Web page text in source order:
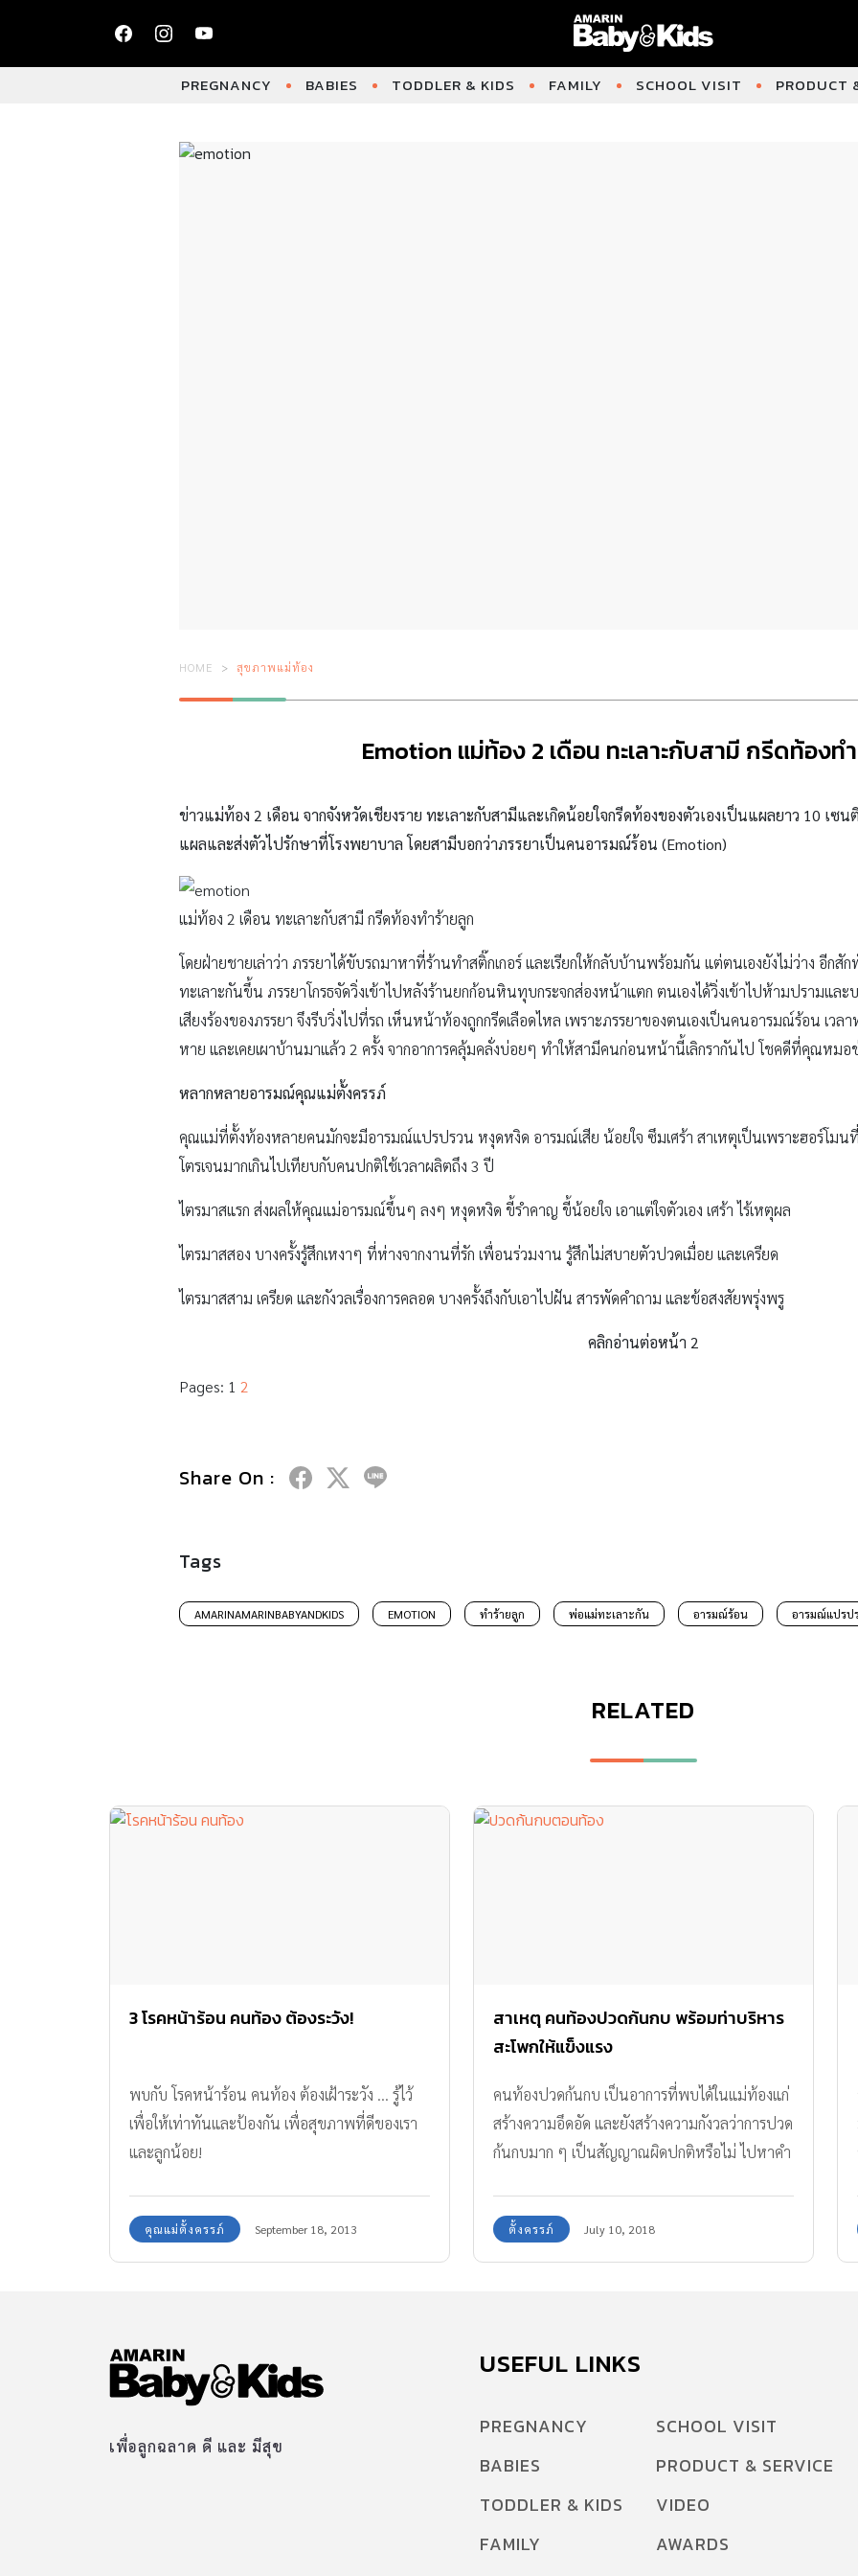
PREGNANCY BABIES TODDLER & KIDS FAMILY SCHOOL VISIT PRODUCT
HOME สุขภาพแม่ท้อง
Emotion แม่ท้อง 2 เดือน ทะเลาะกับสามี กรีดท้องท
ข่าวแม่ท้อง 2 เดือน จากจังหวัดเชียงราย ทะเลาะกับสามีและเกิดน้อยใจกรีดท้องของตัวเองเป็นแผลยาว 10 เซน
แผลและส่งตัวไปรักษาที่โรงพยาบาล โดยสามีบอกว่าภรรยาเป็นคนอารมณ์ร้อน (Emotion)
แม่ท้อง 2 เดือน ทะเลาะกับสามี กรีดท้องทำร้ายลูก
โดยฝ่ายชายเล่าว่า ภรรยาได้ขับรถมาหาที่ร้านทำสติ๊กเกอร์ และเรียกให้กลับบ้านพร้อมกัน แต่ตนเองยังไม่ว่าง อีกสั
ทะเลาะกันขึ้น ภรรยาโกรธจัดวิ่งเข้าไปหลังร้านยกก้อนหินทุบกระจกส่องหน้าแตก ตนเองได้วิ่งเข้าไปห้ามปรามแล
เสียงร้องของภรรยา จึงรีบวิ่งไปที่รถ เห็นหน้าท้องถูกกรีดเลือดไหล เพราะภรรยาของตนเองเป็นคนอารมณ์ร้อน เวล
หาย และเคยเผาบ้านมาแล้ว 2 ครั้ง จากอาการคลุ้มคลั่งบ่อยๆ ทำให้สามีคนก่อนหน้านี้เลิกรากันไป โชคดีที่คุณหม
หลากหลายอารมณ์คุณแม่ตั้งครรภ์
คุณแม่ที่ตั้งท้องหลายคนมักจะมีอารมณ์แปรปรวน หงุดหงิด อารมณ์เสีย น้อยใจ ซึมเศร้า สาเหตุเป็นเพราะฮอร์โมน
โตรเจนมากเกินไปเทียบกับคนปกติใช้เวลาผลิตถึง 3 ปี
ไตรมาสแรก ส่งผลให้คุณแม่อารมณ์ขึ้นๆ ลงๆ หงุดหงิด ขี้รำคาญ ขี้น้อยใจ เอาแต่ใจตัวเอง เศร้า ไร้เหตุผล
ไตรมาสสอง บางครั้งรู้สึกเหงาๆ ที่ห่างจากงานที่รัก เพื่อนร่วมงาน รู้สึกไม่สบายตัวปวดเมื่อย และเครียด
ไตรมาสสาม เครียด และกังวลเรื่องการคลอด บางครั้งถึงกับเอาไปฝัน สารพัดคำถาม และข้อสงสัยพรุ่งพรู
คลิกอ่านต่อหน้า 2
Pages: 1 2
Share On :
Tags
AMARINAMARINBABYANDKIDS EMOTION ทำร้ายลูก พ่อแม่ทะเลาะกัน อารมณ์ร้อน อารมณ์แปรป
RELATED
3 โรคหน้าร้อน คนท้อง ต้องระวัง!
พบกับ โรคหน้าร้อน คนท้อง ต้องเฝ้าระวัง ... รู้ไว้
เพื่อให้เท่าทันและป้องกัน เพื่อสุขภาพที่ดีของเรา
และลูกน้อย!
คุณแม่ตั้งครรภ์ September 18, 2013
สาเหตุ คนท้องปวดก้นกบ พร้อมท่าบริหาร
สะโพกให้แข็งแรง
คนท้องปวดก้นกบ เป็นอาการที่พบได้ในแม่ท้องแก่
สร้างความอึดอัด และยังสร้างความกังวลว่าการปวด
ก้นกบมาก ๆ เป็นสัญญาณผิดปกติหรือไม่ ไปหาคำ
ตั้งครรภ์ July 10, 2018
เพื่อลูกฉลาด ดี และ มีสุข
USEFUL LINKS
PREGNANCY
BABIES
TODDLER & KIDS
FAMILY
SCHOOL VISIT
PRODUCT & SERVICE
VIDEO
AWARDS